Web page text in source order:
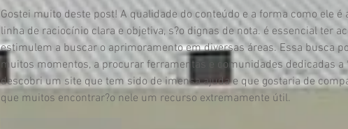
Gostei muito deste post! A qualidade do conteúdo e a forma como ele
linha de raciocínio clara e objetiva, s?o dignas de nota. é essencial ter
estimulem a buscar o aprimoramento em diversas áreas. Essa busca
muitos momentos, a procurar ferramentas e comunidades dedicadas a
descobri um site que tem sido de imensa ajuda e que gostaria de
que muitos encontrar?o nele um recurso extremamente útil.